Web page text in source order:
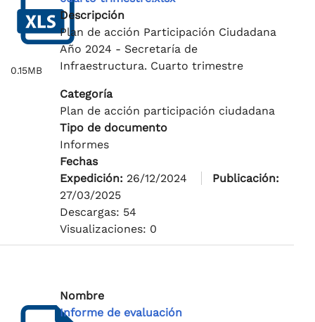
0.15MB
Descripción
Plan de acción Participación Ciudadana
Año 2024 - Secretaría de
Infraestructura. Cuarto trimestre
Categoría
Plan de acción participación ciudadana
Tipo de documento
Informes
Fechas
Expedición: 26/12/2024
Publicación:
27/03/2025
Descargas: 54
Visualizaciones: 0
Nombre
Informe de evaluación